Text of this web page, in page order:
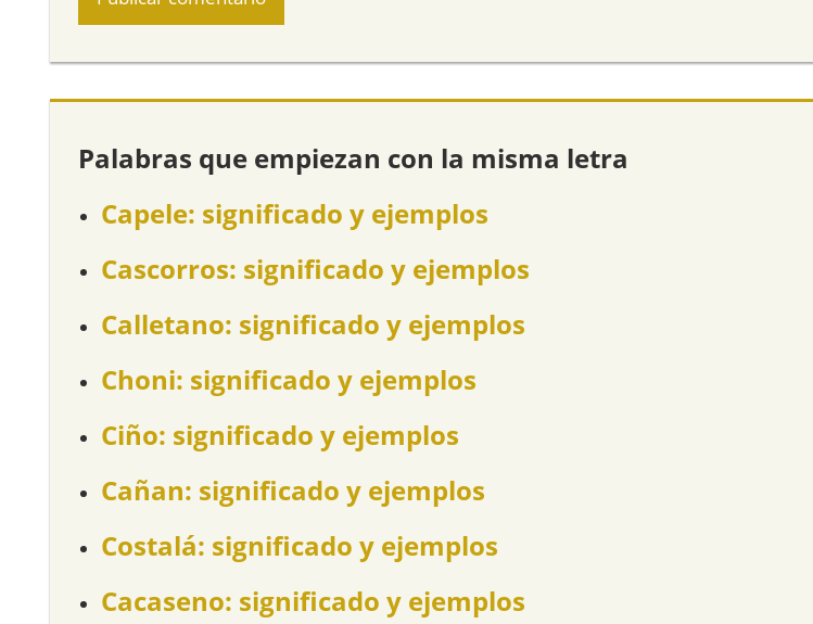
Palabras que empiezan con la misma letra
Capele: significado y ejemplos
Cascorros: significado y ejemplos
Calletano: significado y ejemplos
Choni: significado y ejemplos
Ciño: significado y ejemplos
Cañan: significado y ejemplos
Costalá: significado y ejemplos
Cacaseno: significado y ejemplos